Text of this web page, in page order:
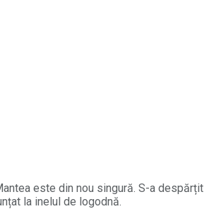
este din nou singură. S-a despărțit
la inelul de logodnă.